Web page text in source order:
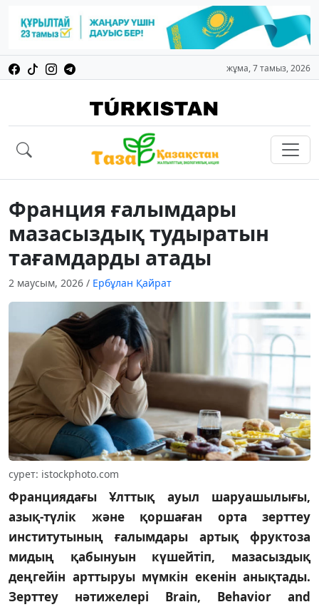
жұма, 7 тамыз, 2026
Франция ғалымдары
мазасыздық тудыратын
тағамдарды атады
2 маусым, 2026 / Ербұлан Қайрат
сурет: istockphoto.com
Франциядағы Ұлттық ауыл шаруашылығы,
азық-түлік және қоршаған орта зерттеу
институтының ғалымдары артық фруктоза
мидың қабынуын күшейтіп, мазасыздық
деңгейін арттыруы мүмкін екенін анықтады.
Зерттеу нәтижелері Brain, Behavior and